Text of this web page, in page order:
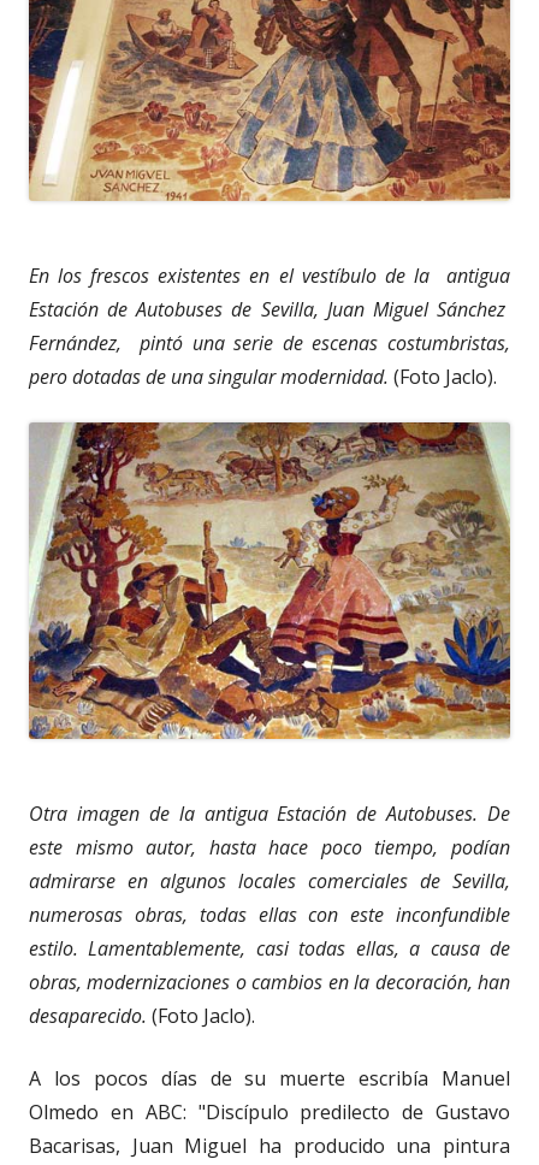
En los frescos existentes en el vestíbulo de la antigua
Estación de Autobuses de Sevilla, Juan Miguel Sánchez
Fernández, pintó una serie de escenas costumbristas,
pero dotadas de una singular modernidad. (Foto Jaclo).
Otra imagen de la antigua Estación de Autobuses. De
este mismo autor, hasta hace poco tiempo, podían
admirarse en algunos locales comerciales de Sevilla,
numerosas obras, todas ellas con este inconfundible
estilo. Lamentablemente, casi todas ellas, a causa de
obras, modernizaciones o cambios en la decoración, han
desaparecido. (Foto Jaclo).
A los pocos días de su muerte escribía Manuel
Olmedo en ABC: "Discípulo predilecto de Gustavo
Bacarisas, Juan Miguel ha producido una pintura